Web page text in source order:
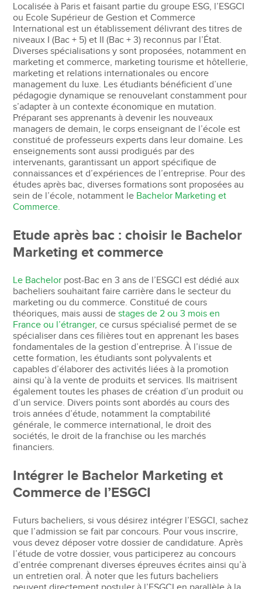
Localisée à Paris et faisant partie du groupe ESG, l’ESGCI
ou Ecole Supérieur de Gestion et Commerce
International est un établissement délivrant des titres de
niveaux I (Bac + 5) et II (Bac + 3) reconnus par l’État.
Diverses spécialisations y sont proposées, notamment en
marketing et commerce, marketing tourisme et hôtellerie,
marketing et relations internationales ou encore
management du luxe. Les étudiants bénéficient d’une
pédagogie dynamique se renouvelant constamment pour
s’adapter à un contexte économique en mutation.
Préparant ses apprenants à devenir les nouveaux
managers de demain, le corps enseignant de l’école est
constitué de professeurs experts dans leur domaine. Les
enseignements sont aussi prodigués par des
intervenants, garantissant un apport spécifique de
connaissances et d’expériences de l’entreprise. Pour des
études après bac, diverses formations sont proposées au
sein de l’école, notamment le Bachelor Marketing et
Commerce.
Etude après bac : choisir le Bachelor
Marketing et commerce
Le Bachelor post-Bac en 3 ans de l’ESGCI est dédié aux
bacheliers souhaitant faire carrière dans le secteur du
marketing ou du commerce. Constitué de cours
théoriques, mais aussi destages de 2 ou 3 mois en
France ou l’étranger, ce cursus spécialisé permet de se
spécialiser dans ces filières tout en apprenant les bases
fondamentales de la gestion d’entreprise. À l’issue de
cette formation, les étudiants sont polyvalents et
capables d’élaborer des activités liées à la promotion
ainsi qu’à la vente de produits et services. Ils maitrisent
également toutes les phases de création d’un produit ou
d’un service. Divers points sont abordés au cours des
trois années d’étude, notamment la comptabilité
générale, le commerce international, le droit des
sociétés, le droit de la franchise ou les marchés
financiers.
Intégrer le Bachelor Marketing et
Commerce de l’ESGCI
Futurs bacheliers, si vous désirez intégrer l’ESGCI, sachez
que l’admission se fait par concours. Pour vous inscrire,
vous devez déposer votre dossier de candidature. Après
l’étude de votre dossier, vous participerez au concours
d’entrée comprenant diverses épreuves écrites ainsi qu’à
un entretien oral. À noter que les futurs bacheliers